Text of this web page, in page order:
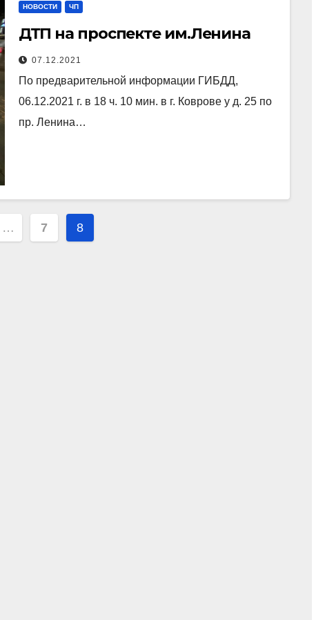
НОВОСТИ ЧП
ДТП на проспекте им.Ленина
07.12.2021
По предварительной информации ГИБДД,
06.12.2021 г. в 18 ч. 10 мин. в г. Коврове у д. 25 по
пр. Ленина…
… 7 8